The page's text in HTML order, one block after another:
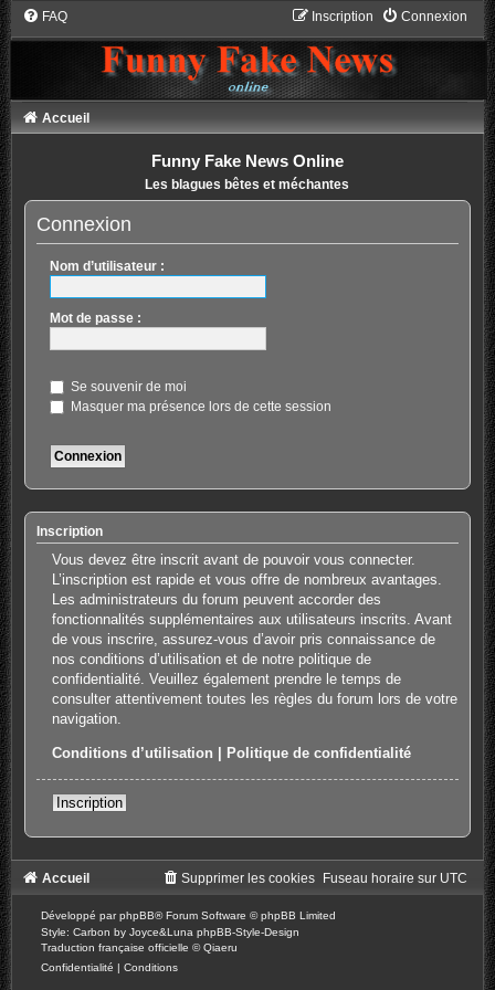
FAQ Connexion
Inscription
Accueil
Funny Fake News Online
Les blagues bêtes et méchantes
Connexion
Nom d’utilisateur :
Mot de passe :
Se souvenir de moi
Masquer ma présence lors de cette session
Inscription
Vous devez être inscrit avant de pouvoir vous connecter.
L’inscription est rapide et vous offre de nombreux avantages.
Les administrateurs du forum peuvent accorder des
fonctionnalités supplémentaires aux utilisateurs inscrits. Avant
de vous inscrire, assurez-vous d’avoir pris connaissance de
nos conditions d’utilisation et de notre politique de
confidentialité. Veuillez également prendre le temps de
consulter attentivement toutes les règles du forum lors de votre
navigation.
Conditions d’utilisation Politique de confidentialité
Inscription
Accueil Fuseau horaire sur UTC
Supprimer les cookies
Développé parphpBB® Forum Software © phpBB Limited
Style: Carbon by Joyce&Luna phpBB-Style-Design
Traduction française officielle ©Qiaeru
Confidentialité | Conditions